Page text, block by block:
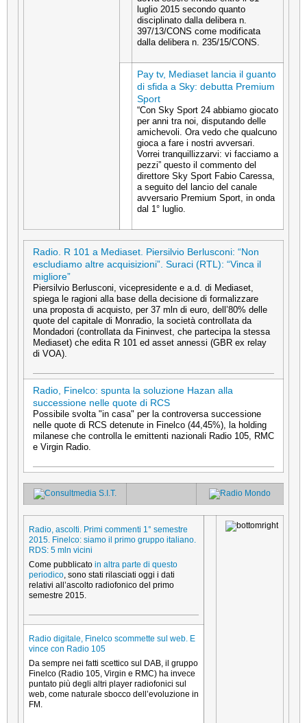
luglio 2015 secondo quanto
disciplinato dalla delibera n.
397/13/CONS come modificata
dalla delibera n. 235/15/CONS.
Pay tv, Mediaset lancia il guanto
di sfida a Sky: debutta Premium
Sport
“Con Sky Sport 24 abbiamo giocato
per anni tra noi, disputando delle
amichevoli. Ora vedo che qualcuno
gioca a fare i nostri avversari.
Vorrei tranquillizzarvi: vi facciamo a
pezzi” questo il commento del
direttore Sky Sport Fabio Caressa,
a seguito del lancio del canale
avversario Premium Sport, in onda
dal 1° luglio.
Radio. R 101 a Mediaset. Piersilvio Berlusconi: “Non
escludiamo altre acquisizioni”. Suraci (RTL): “Vinca il
migliore”
Piersilvio Berlusconi, vicepresidente e a.d. di Mediaset,
spiega le ragioni alla base della decisione di formalizzare
una proposta di acquisto, per 37 mln di euro, dell’80% delle
quote del capitale di Monradio, la società controllata da
Mondadori (controllata da Fininvest, che partecipa la stessa
Mediaset) che edita R 101 ed asset annessi (GBR ex relay
di VOA).
Radio, Finelco: spunta la soluzione Hazan alla
successione nelle quote di RCS
Possibile svolta "in casa" per la controversa successione
nelle quote di RCS detenute in Finelco (44,45%), la holding
milanese che controlla le emittenti nazionali Radio 105, RMC
e Virgin Radio.
Radio, ascolti. Primi commenti 1° semestre
2015. Finelco: siamo il primo gruppo italiano.
RDS: 5 mln vicini
Come pubblicato in altra parte di questo
periodico, sono stati rilasciati oggi i dati
relativi all’ascolto radiofonico del primo
semestre 2015.
Radio digitale, Finelco scommette sul web. E
vince con Radio 105
Da sempre nei fatti scettico sul DAB, il gruppo
Finelco (Radio 105, Virgin e RMC) ha invece
puntato più degli altri player radiofonici sul
web, come naturale sbocco dell’evoluzione in
FM.